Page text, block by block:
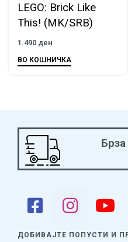
LEGO: Brick Like
This! (MK/SRB)
1.490 ден
ВО КОШНИЧКА
ДОБИВАЈТЕ ПОПУСТИ И